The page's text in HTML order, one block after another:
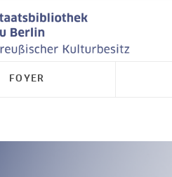
FOYER